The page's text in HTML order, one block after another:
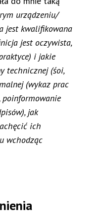
urządzeniu/
jest kwalifikowana
jest oczywista,
i jakie
technicznej (śoi,
(wykaz prac
poinformowanie
jak
ich
wchodząc